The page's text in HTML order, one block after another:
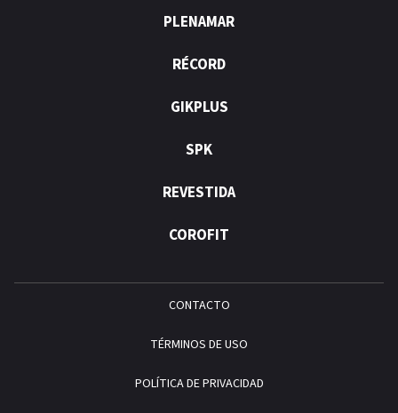
PLENAMAR
RÉCORD
GIKPLUS
SPK
REVESTIDA
COROFIT
CONTACTO
TÉRMINOS DE USO
POLÍTICA DE PRIVACIDAD